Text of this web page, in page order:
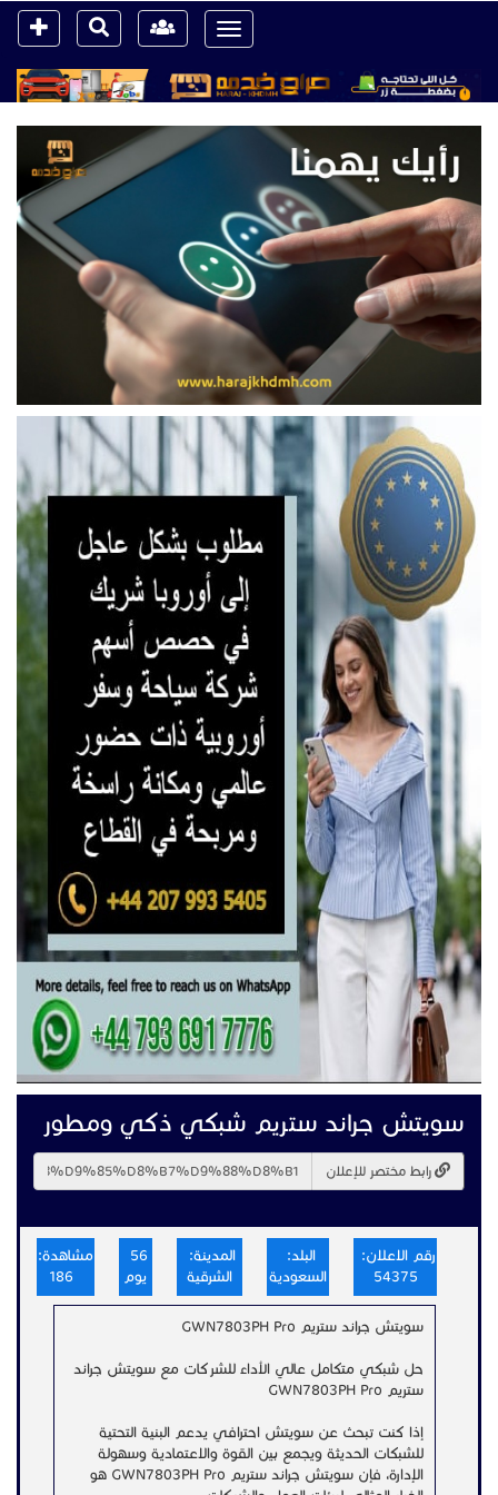
Toggle
navigation
سويتش جراند ستريم شبكي ذكي ومطور
رابط مختصر للإعلان
رقم الاعلان:
54375
البلد:
السعودية
المدينة:
الشرقية
يوم
مشاهدة:
سويتش جراند ستريم GWN7803PH Pro
حل شبكي متكامل عالي الأداء للشركات مع سويتش جراند
ستريم GWN7803PH Pro
إذا كنت تبحث عن سويتش احترافي يدعم البنية التحتية
للشبكات الحديثة ويجمع بين القوة والاعتمادية وسهولة
الإدارة، فإن سويتش جراند ستريم GWN7803PH Pro هو